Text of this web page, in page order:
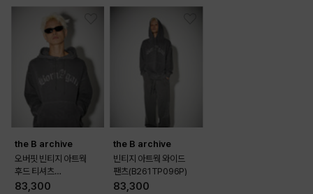
the B archive
오버핏 빈티지 아트웍
후드 티셔츠
(B261TS092P)
83,300
the B archive
빈티지 아트웍 와이드
팬츠(B261TP096P)
83,300